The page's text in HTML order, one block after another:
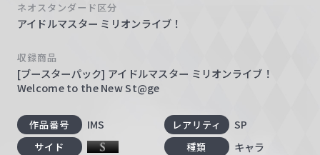
ネオスタンダード区分
アイドルマスター ミリオンライブ！
収録商品
[ブースターパック] アイドルマスター ミリオンライブ！
Welcome to the New St@ge
作品番号 IMS レアリティ SP
サイド 種類 キャラ